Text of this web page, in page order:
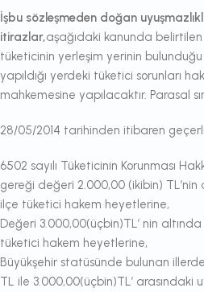
İşbu sözleşmeden doğan
itirazlar,aşağıdaki kanunda
tüketicinin yerleşim yerinin
yapıldığı yerdeki tüketici sorunları
mahkemesine yapılacaktır. Parasal
28/05/2014 tarihinden itibaren
6502 sayılı Tüketicinin Korunması
gereği değeri 2.000,00 (ikibin)
ilçe tüketici hakem heyetlerine,
Değeri 3.000,00(üçbin)TL’ nin
tüketici hakem heyetlerine,
Büyükşehir statüsünde bulunan
TL ile 3.000,00(üçbin)TL’ arasındaki